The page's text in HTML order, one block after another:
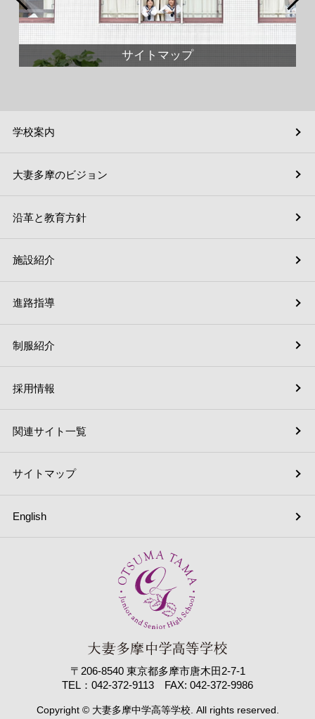
サイトマップ
学校案内
施設紹介
採用情報
English
大妻多摩のビジョン
進路指導
関連サイト一覧
沿革と教育方針
制服紹介
サイトマップ
〒206-8540 東京都多摩市唐木田2-7-1
TEL：042-372-9113 FAX: 042-372-9986
Copyright © 大妻多摩中学高等学校. All rights reserved.